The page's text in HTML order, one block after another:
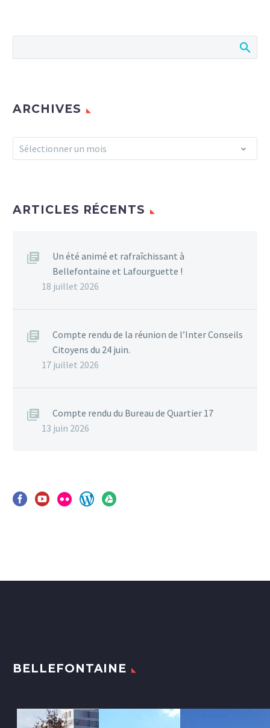
ARCHIVES
Archives
Sélectionner un mois
ARTICLES RÉCENTS
Un été animé et rafraîchissant à
Bellefontaine et Lafourguette !
18 juillet 2026
Compte rendu de la réunion de l’Inter Conseils
Citoyens du 24 juin.
17 juillet 2026
Compte rendu du Bureau de Quartier 17
13 juin 2026
BELLEFONTAINE